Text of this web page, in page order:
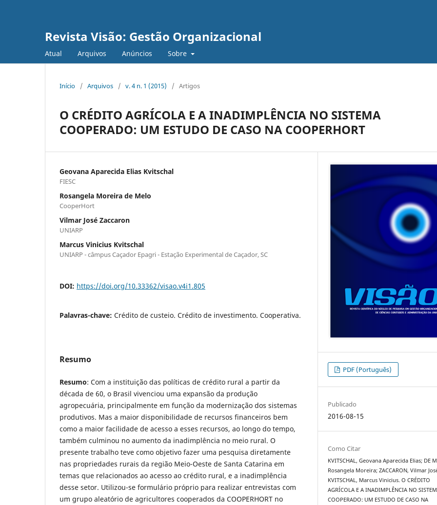
Revista Visão: Gestão Organizacional
Atual Arquivos Anúncios Sobre
Início / Arquivos / v. 4 n. 1 (2015) / Artigos
O CRÉDITO AGRÍCOLA E A INADIMPLÊNCIA NO SISTEMA
COOPERADO: UM ESTUDO DE CASO NA COOPERHORT
Geovana Aparecida Elias Kvitschal
FIESC
Rosangela Moreira de Melo
CooperHort
Vilmar José Zaccaron
UNIARP
Marcus Vinicius Kvitschal
UNIARP - câmpus Caçador Epagri - Estação Experimental de Caçador, SC
DOI: https://doi.org/10.33362/visao.v4i1.805
Palavras-chave: Crédito de custeio. Crédito de investimento. Cooperativa.
Resumo
Resumo: Com a instituição das políticas de crédito rural a partir da
década de 60, o Brasil vivenciou uma expansão da produção
agropecuária, principalmente em função da modernização dos sistemas
produtivos. Mas a maior disponibilidade de recursos financeiros bem
como a maior facilidade de acesso a esses recursos, ao longo do tempo,
também culminou no aumento da inadimplência no meio rural. O
presente trabalho teve como objetivo fazer uma pesquisa diretamente
nas propriedades rurais da região Meio-Oeste de Santa Catarina em
temas que relacionados ao acesso ao crédito rural, e a inadimplência
desse setor. Utilizou-se formulário próprio para realizar entrevistas com
um grupo aleatório de agricultores cooperados da COOPERHORT no
PDF (Português)
Publicado
2016-08-15
Como Citar
KVITSCHAL, Geovana Aparecida Elias; DE
Rosangela Moreira; ZACCARON, Vilmar
KVITSCHAL, Marcus Vinicius. O CRÉDITO
AGRÍCOLA E A INADIMPLÊNCIA NO
COOPERADO: UM ESTUDO DE CASO NA